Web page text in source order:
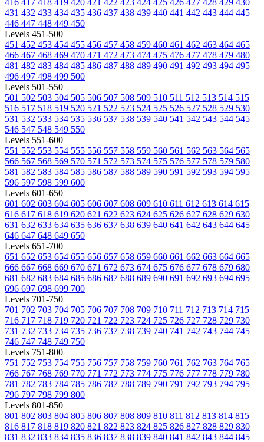
416 417 418 419 420 421 422 423 424 425 426 427 428 429 430
431 432 433 434 435 436 437 438 439 440 441 442 443 444 445
446 447 448 449 450
Levels 451-500
451 452 453 454 455 456 457 458 459 460 461 462 463 464 465
466 467 468 469 470 471 472 473 474 475 476 477 478 479 480
481 482 483 484 485 486 487 488 489 490 491 492 493 494 495
496 497 498 499 500
Levels 501-550
501 502 503 504 505 506 507 508 509 510 511 512 513 514 515
516 517 518 519 520 521 522 523 524 525 526 527 528 529 530
531 532 533 534 535 536 537 538 539 540 541 542 543 544 545
546 547 548 549 550
Levels 551-600
551 552 553 554 555 556 557 558 559 560 561 562 563 564 565
566 567 568 569 570 571 572 573 574 575 576 577 578 579 580
581 582 583 584 585 586 587 588 589 590 591 592 593 594 595
596 597 598 599 600
Levels 601-650
601 602 603 604 605 606 607 608 609 610 611 612 613 614 615
616 617 618 619 620 621 622 623 624 625 626 627 628 629 630
631 632 633 634 635 636 637 638 639 640 641 642 643 644 645
646 647 648 649 650
Levels 651-700
651 652 653 654 655 656 657 658 659 660 661 662 663 664 665
666 667 668 669 670 671 672 673 674 675 676 677 678 679 680
681 682 683 684 685 686 687 688 689 690 691 692 693 694 695
696 697 698 699 700
Levels 701-750
701 702 703 704 705 706 707 708 709 710 711 712 713 714 715
716 717 718 719 720 721 722 723 724 725 726 727 728 729 730
731 732 733 734 735 736 737 738 739 740 741 742 743 744 745
746 747 748 749 750
Levels 751-800
751 752 753 754 755 756 757 758 759 760 761 762 763 764 765
766 767 768 769 770 771 772 773 774 775 776 777 778 779 780
781 782 783 784 785 786 787 788 789 790 791 792 793 794 795
796 797 798 799 800
Levels 801-850
801 802 803 804 805 806 807 808 809 810 811 812 813 814 815
816 817 818 819 820 821 822 823 824 825 826 827 828 829 830
831 832 833 834 835 836 837 838 839 840 841 842 843 844 845